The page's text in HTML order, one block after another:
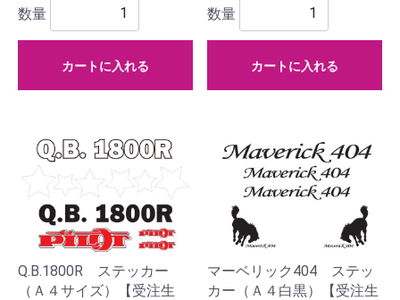
数量
カートに入れる
数量
カートに入れる
Q.B.1800R ステッカー
（Ａ４サイズ）【受注生
マーベリック404 ステッ
カー（Ａ４白黒）【受注生